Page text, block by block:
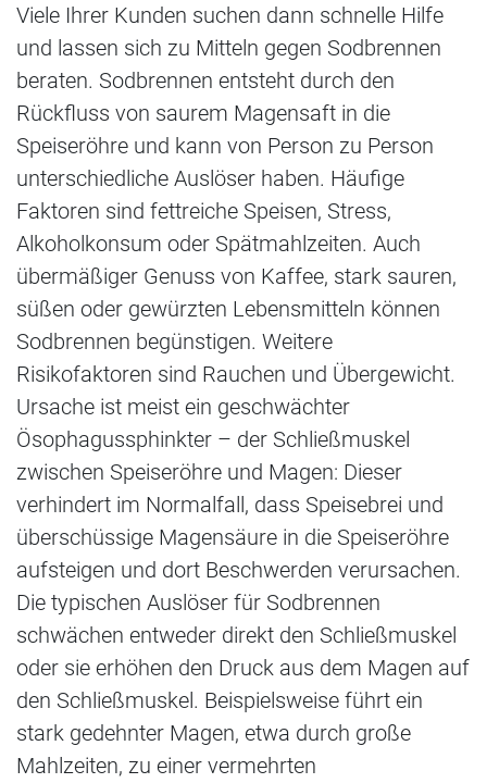
Viele Ihrer Kunden suchen dann schnelle Hilfe
und lassen sich zu Mitteln gegen Sodbrennen
beraten. Sodbrennen entsteht durch den
Rückfluss von saurem Magensaft in die
Speiseröhre und kann von Person zu Person
unterschiedliche Auslöser haben. Häufige
Faktoren sind fettreiche Speisen, Stress,
Alkoholkonsum oder Spätmahlzeiten. Auch
übermäßiger Genuss von Kaffee, stark sauren,
süßen oder gewürzten Lebensmitteln können
Sodbrennen begünstigen. Weitere
Risikofaktoren sind Rauchen und Übergewicht.
Ursache ist meist ein geschwächter
Ösophagussphinkter – der Schließmuskel
zwischen Speiseröhre und Magen: Dieser
verhindert im Normalfall, dass Speisebrei und
überschüssige Magensäure in die Speiseröhre
aufsteigen und dort Beschwerden verursachen.
Die typischen Auslöser für Sodbrennen
schwächen entweder direkt den Schließmuskel
oder sie erhöhen den Druck aus dem Magen auf
den Schließmuskel. Beispielsweise führt ein
stark gedehnter Magen, etwa durch große
Mahlzeiten, zu einer vermehrten